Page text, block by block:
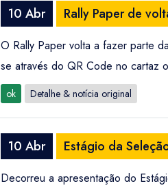
10 Abr Rally Paper de
O Rally Paper volta a fazer parte
se através do QR Code no cartaz
ok Detalhe & notícia original
10 Abr Estágio da
Decorreu a apresentação do